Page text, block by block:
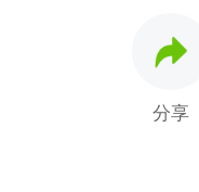
分享